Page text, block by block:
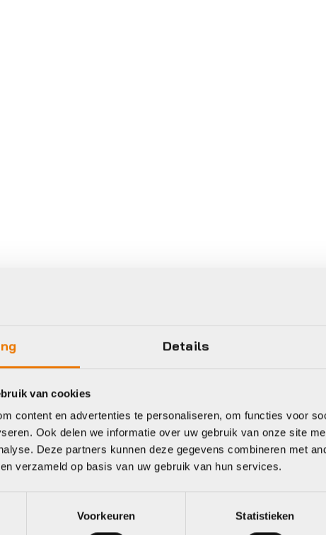
Details
van cookies
content en advertenties te personaliseren, om functies voor
Ook delen we informatie over uw gebruik van onze site
Deze partners kunnen deze gegevens combineren met
verzameld op basis van uw gebruik van hun services.
Voorkeuren Statistieken